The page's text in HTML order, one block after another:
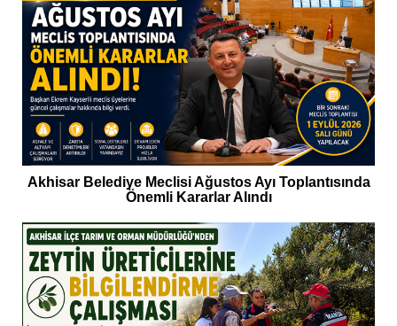
Akhisar Belediye Meclisi Ağustos Ayı Toplantısında
Önemli Kararlar Alındı